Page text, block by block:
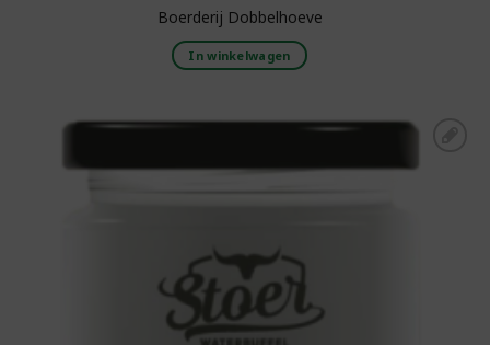
Boerderij Dobbelhoeve
In winkelwagen
Toevoegen aan